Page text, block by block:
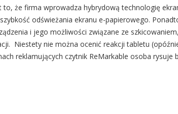
że firma wprowadza hybrydową technologię
odświeżania ekranu e-papierowego.
i jego możliwości związane ze
Niestety nie można ocenić reakcji tabletu
reklamujących czytnik ReMarkable osoba rysuje